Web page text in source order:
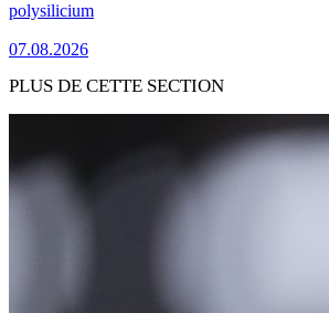
polysilicium
07.08.2026
PLUS DE CETTE SECTION